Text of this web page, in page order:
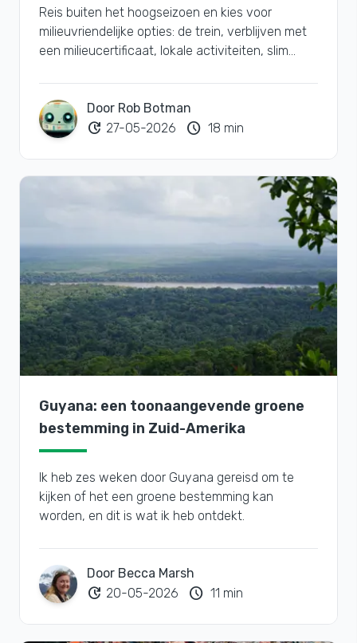
Reis buiten het hoogseizoen en kies voor
milieuvriendelijke opties: de trein, verblijven met
een milieucertificaat, lokale activiteiten, slim
Door Rob Botman
update 27-05-2026 schedule 18 min
Guyana: een toonaangevende groene
bestemming in Zuid-Amerika
Ik heb zes weken door Guyana gereisd om te
kijken of het een groene bestemming kan
worden, en dit is wat ik heb ontdekt.
Door Becca Marsh
update 20-05-2026 schedule 11 min